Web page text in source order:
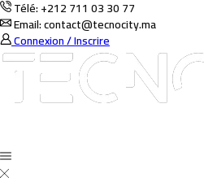
Télé: +212 711 03 30 77
Email: contact@tecnocity.ma
Connexion / Inscrire